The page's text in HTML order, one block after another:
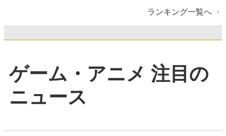
ランキング一覧へ
ゲーム・アニメ 注目の
ニュース